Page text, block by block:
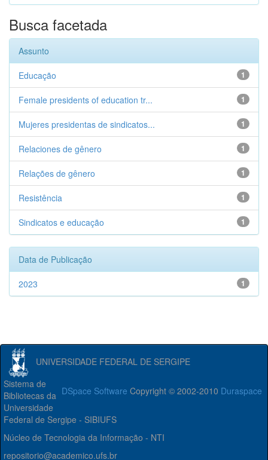
Busca facetada
Assunto
1
Educação
1
Female presidents of education tr...
1
Mujeres presidentas de sindicatos...
1
Relaciones de gênero
1
Relações de gênero
1
Resistência
1
Sindicatos e educação
Data de Publicação
1
2023
UNIVERSIDADE FEDERAL DE SERGIPE
DSpace Software Copyright © 2002-2010 Duraspace
Sistema de
Bibliotecas da
Universidade
Federal de Sergipe - SIBIUFS
Núcleo de Tecnologia da Informação - NTI
repositorio@academico.ufs.br